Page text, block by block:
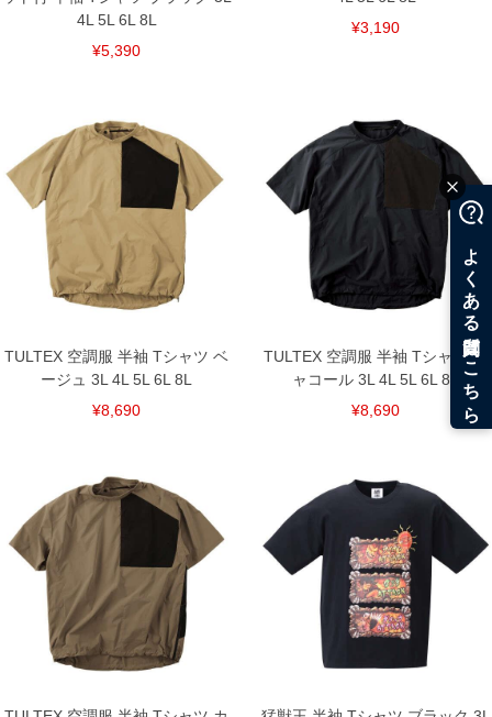
4L 5L 6L 8L
¥5,390
¥3,190
TULTEX 空調服 半袖 Tシャツ ベ
ージュ 3L 4L 5L 6L 8L
¥8,690
TULTEX 空調服 半袖 Tシャツ チ
ャコール 3L 4L 5L 6L 8L
¥8,690